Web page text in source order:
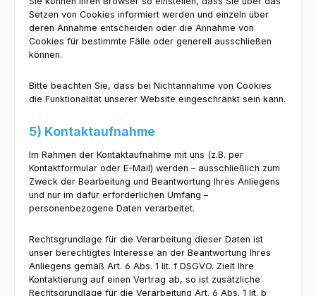
Setzen von Cookies informiert werden und einzeln über
deren Annahme entscheiden oder die Annahme von
Cookies für bestimmte Fälle oder generell ausschließen
können.
Bitte beachten Sie, dass bei Nichtannahme von Cookies
die Funktionalität unserer Website eingeschränkt sein kann.
5) Kontaktaufnahme
Im Rahmen der Kontaktaufnahme mit uns (z.B. per
Kontaktformular oder E-Mail) werden – ausschließlich zum
Zweck der Bearbeitung und Beantwortung Ihres Anliegens
und nur im dafür erforderlichen Umfang –
personenbezogene Daten verarbeitet.
Rechtsgrundlage für die Verarbeitung dieser Daten ist
unser berechtigtes Interesse an der Beantwortung Ihres
Anliegens gemäß Art. 6 Abs. 1 lit. f DSGVO. Zielt Ihre
Kontaktierung auf einen Vertrag ab, so ist zusätzliche
Rechtsgrundlage für die Verarbeitung Art. 6 Abs. 1 lit. b